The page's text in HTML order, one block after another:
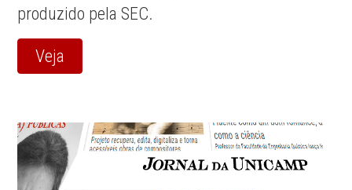
produzido pela SEC.
Veja